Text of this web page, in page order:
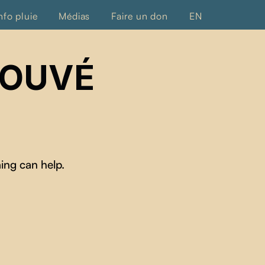
pluie Médias Faire un don EN
can help.